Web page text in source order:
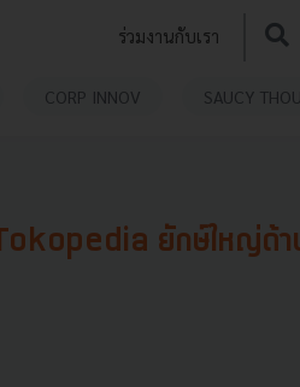
ร่วมงานกับเรา
CORP INNOV SAUCY
ยักษ์ใหญ่ด้า